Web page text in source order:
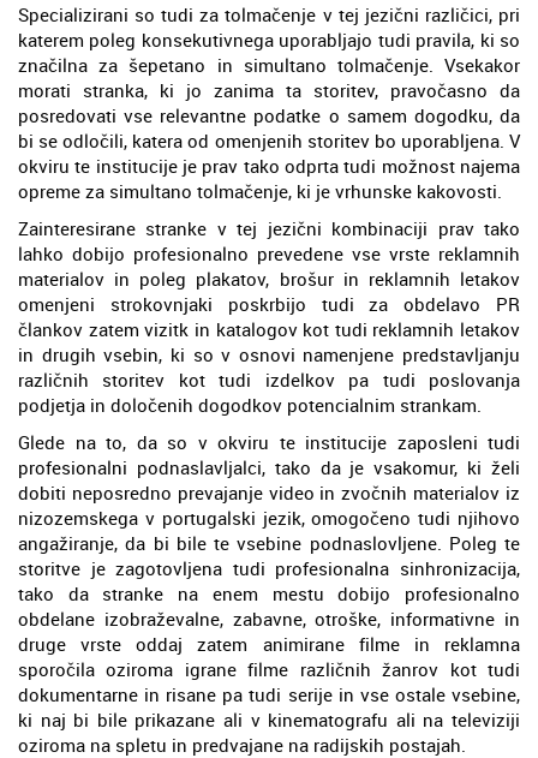
Specializirani so tudi za tolmačenje v tej jezični različici, pri
katerem poleg konsekutivnega uporabljajo tudi pravila, ki so
značilna za šepetano in simultano tolmačenje. Vsekakor
morati stranka, ki jo zanima ta storitev, pravočasno da
posredovati vse relevantne podatke o samem dogodku, da
bi se odločili, katera od omenjenih storitev bo uporabljena. V
okviru te institucije je prav tako odprta tudi možnost najema
opreme za simultano tolmačenje, ki je vrhunske kakovosti.
Zainteresirane stranke v tej jezični kombinaciji prav tako
lahko dobijo profesionalno prevedene vse vrste reklamnih
materialov in poleg plakatov, brošur in reklamnih letakov
omenjeni strokovnjaki poskrbijo tudi za obdelavo PR
člankov zatem vizitk in katalogov kot tudi reklamnih letakov
in drugih vsebin, ki so v osnovi namenjene predstavljanju
različnih storitev kot tudi izdelkov pa tudi poslovanja
podjetja in določenih dogodkov potencialnim strankam.
Glede na to, da so v okviru te institucije zaposleni tudi
profesionalni podnaslavljalci, tako da je vsakomur, ki želi
dobiti neposredno prevajanje video in zvočnih materialov iz
nizozemskega v portugalski jezik, omogočeno tudi njihovo
angažiranje, da bi bile te vsebine podnaslovljene. Poleg te
storitve je zagotovljena tudi profesionalna sinhronizacija,
tako da stranke na enem mestu dobijo profesionalno
obdelane izobraževalne, zabavne, otroške, informativne in
druge vrste oddaj zatem animirane filme in reklamna
sporočila oziroma igrane filme različnih žanrov kot tudi
dokumentarne in risane pa tudi serije in vse ostale vsebine,
ki naj bi bile prikazane ali v kinematografu ali na televiziji
oziroma na spletu in predvajane na radijskih postajah.